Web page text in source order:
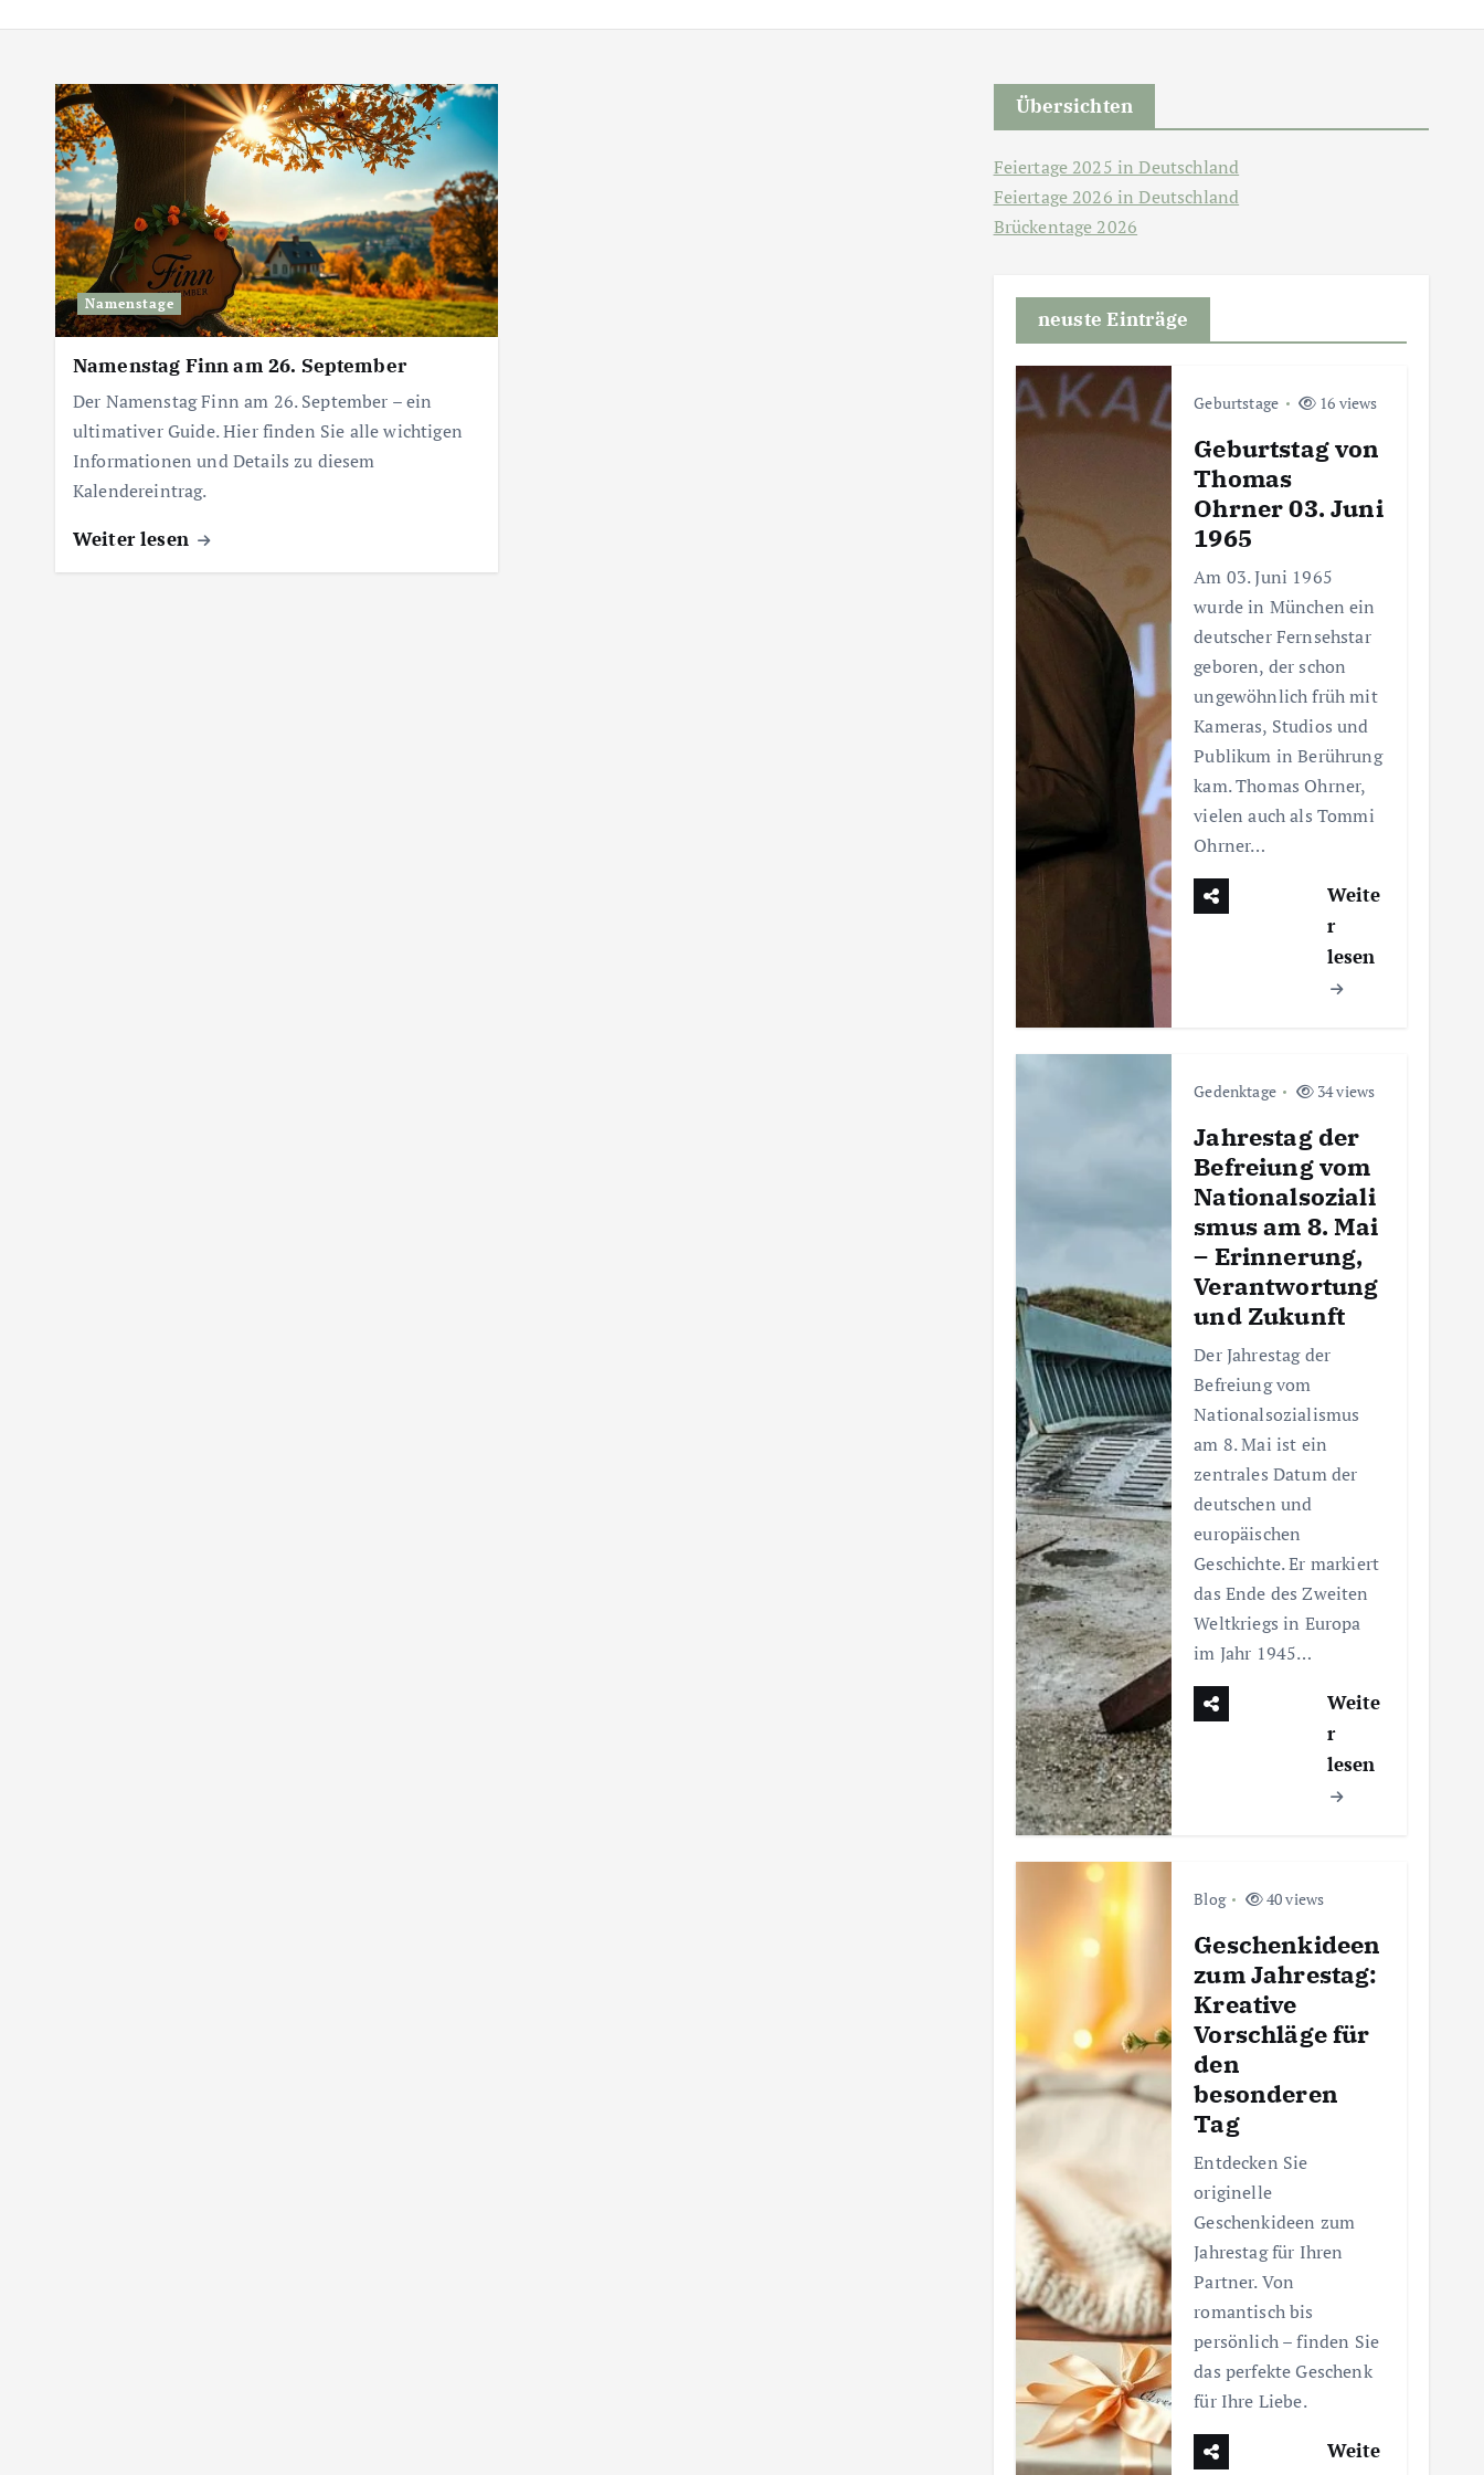
Namenstage
Namenstag Finn am 26. September
Der Namenstag Finn am 26. September – ein
ultimativer Guide. Hier finden Sie alle wichtigen
Informationen und Details zu diesem
Kalendereintrag.
Weiter lesen
Übersichten
Feiertage 2025 in Deutschland
Feiertage 2026 in Deutschland
Brückentage 2026
neuste Einträge
Geburtstage 16 views
Geburtstag von
Thomas
Ohrner 03. Juni
1965
Am 03. Juni 1965
wurde in München ein
deutscher Fernsehstar
geboren, der schon
ungewöhnlich früh mit
Kameras, Studios und
Publikum in Berührung
kam. Thomas Ohrner,
vielen auch als Tommi
Ohrner…
Weite
r
lesen
Gedenktage 34 views
Jahrestag der
Befreiung vom
Nationalsoziali
smus am 8. Mai
– Erinnerung,
Verantwortung
und Zukunft
Der Jahrestag der
Befreiung vom
Nationalsozialismus
am 8. Mai ist ein
zentrales Datum der
deutschen und
europäischen
Geschichte. Er markiert
das Ende des Zweiten
Weltkriegs in Europa
im Jahr 1945…
Weite
r
lesen
Blog 40 views
Geschenkideen
zum Jahrestag:
Kreative
Vorschläge für
den
besonderen
Tag
Entdecken Sie
originelle
Geschenkideen zum
Jahrestag für Ihren
Partner. Von
romantisch bis
persönlich – finden Sie
das perfekte Geschenk
für Ihre Liebe.
Weite